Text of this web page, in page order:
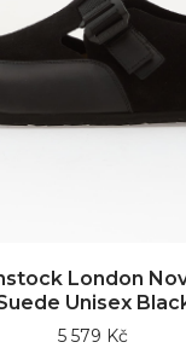
London
Unisex
5 579 Kč